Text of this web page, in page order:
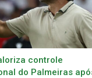
controle
do Palmeiras